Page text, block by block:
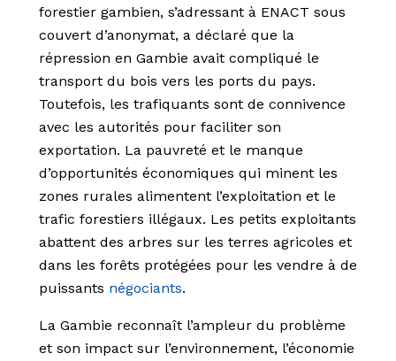
forestier gambien, s’adressant à ENACT sous
couvert d’anonymat, a déclaré que la
répression en Gambie avait compliqué le
transport du bois vers les ports du pays.
Toutefois, les trafiquants sont de connivence
avec les autorités pour faciliter son
exportation. La pauvreté et le manque
d’opportunités économiques qui minent les
zones rurales alimentent l’exploitation et le
trafic forestiers illégaux. Les petits exploitants
abattent des arbres sur les terres agricoles et
dans les forêts protégées pour les vendre à de
puissants négociants.
La Gambie reconnaît l’ampleur du problème
et son impact sur l’environnement, l’économie